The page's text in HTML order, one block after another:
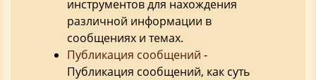
инструментов для нахождения
различной информации в
сообщениях и темах.
Публикация сообщений -
Публикация сообщений, как суть